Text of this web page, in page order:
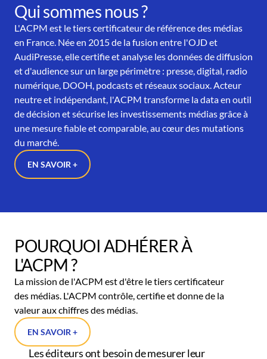
Qui sommes nous ?
L'ACPM est le tiers certificateur de référence des médias
en France. Née en 2015 de la fusion entre l'OJD et
AudiPresse, elle certifie et analyse les données de diffusion
et d'audience sur un large périmètre : presse, digital, radio
numérique, DOOH, podcasts et réseaux sociaux. Acteur
neutre et indépendant, l'ACPM transforme la data en outil
de décision et sécurise les investissements médias grâce à
une mesure fiable et comparable, au cœur des mutations
du marché.
EN SAVOIR +
POURQUOI ADHÉRER À
L'ACPM ?
La mission de l'ACPM est d'être le tiers certificateur
des médias. L'ACPM contrôle, certifie et donne de la
valeur aux chiffres des médias.
EN SAVOIR +
Les éditeurs ont besoin de mesurer leur